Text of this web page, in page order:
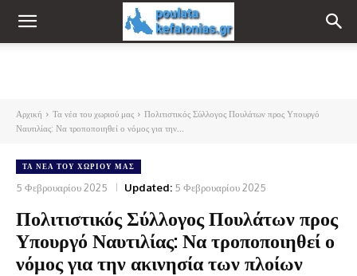
Αρχική Τα νέα του χωριού μας
Πολιτιστικός Σύλλογος Πουλάτων προς Υπουργό
Ναυτιλίας: Να τροποποιηθεί ο νόμος για την...
ΤΑ ΝΈΑ ΤΟΥ ΧΩΡΙΟΎ ΜΑΣ
5 Φεβρουαρίου 2025 Updated: 5 Φεβρουαρίου 2025
Πολιτιστικός Σύλλογος Πουλάτων προς
Υπουργό Ναυτιλίας: Να τροποποιηθεί ο
νόμος για την ακινησία των πλοίων